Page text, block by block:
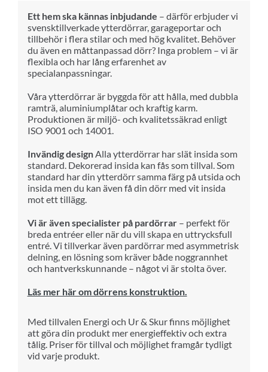
Ett hem ska kännas inbjudande – därför erbjuder vi
svensktillverkade ytterdörrar, garageportar och
tillbehör i flera stilar och med hög kvalitet. Behöver
du även en måttanpassad dörr? Inga problem – vi är
flexibla och har lång erfarenhet av
specialanpassningar.
Våra ytterdörrar är byggda för att hålla, med dubbla
ramträ, aluminiumplåtar och kraftig karm.
Produktionen är miljö- och kvalitetssäkrad enligt
ISO 9001 och 14001.
Invändig designAlla ytterdörrar har slät insida som
standard. Dekorerad insida kan fås som tillval. Som
standard har din ytterdörr samma färg på utsida och
insida men du kan även få din dörr med vit insida
mot ett tillägg.
Vi är även specialister på pardörrar– perfekt för
breda entréer eller när du vill skapa en uttrycksfull
entré. Vi tillverkar även pardörrar med asymmetrisk
delning, en lösning som kräver både noggrannhet
och hantverkskunnande – något vi är stolta över.
Läs mer här om dörrens konstruktion.
Med tillvalen Energi och Ur & Skur finns möjlighet
att göra din produkt merenergieffektiv och extra
tålig. Priser för tillval och möjlighet framgår tydligt
vid varje produkt.